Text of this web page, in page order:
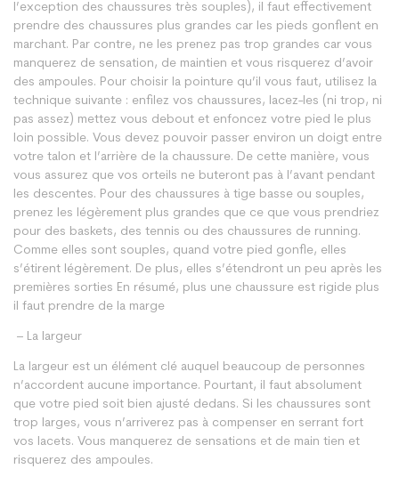
l’exception des chaussures très souples), il faut effectivement
prendre des chaussures plus grandes car les pieds gonflent en
marchant. Par contre, ne les prenez pas trop grandes car vous
manquerez de sensation, de maintien et vous risquerez d’avoir
des ampoules. Pour choisir la pointure qu’il vous faut, utilisez la
technique suivante : enfilez vos chaussures, lacez-les (ni trop, ni
pas assez) mettez vous debout et enfoncez votre pied le plus
loin possible. Vous devez pouvoir passer environ un doigt entre
votre talon et l’arrière de la chaussure. De cette manière, vous
vous assurez que vos orteils ne buteront pas à l’avant pendant
les descentes. Pour des chaussures à tige basse ou souples,
prenez les légèrement plus grandes que ce que vous prendriez
pour des baskets, des tennis ou des chaussures de running.
Comme elles sont souples, quand votre pied gonfle, elles
s’étirent légèrement. De plus, elles s’étendront un peu après les
premières sorties En résumé, plus une chaussure est rigide plus
il faut prendre de la marge
– La largeur
La largeur est un élément clé auquel beaucoup de personnes
n’accordent aucune importance. Pourtant, il faut absolument
que votre pied soit bien ajusté dedans. Si les chaussures sont
trop larges, vous n’arriverez pas à compenser en serrant fort
vos lacets. Vous manquerez de sensations et de main tien et
risquerez des ampoules.